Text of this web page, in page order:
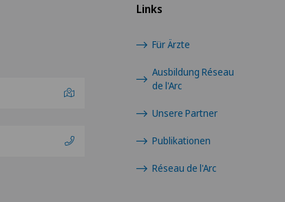
Links
Für Ärzte
Ausbildung Réseau
de l'Arc
Unsere Partner
Publikationen
Réseau de l'Arc